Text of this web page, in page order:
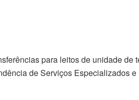
para leitos de unidade de
de Serviços Especializados